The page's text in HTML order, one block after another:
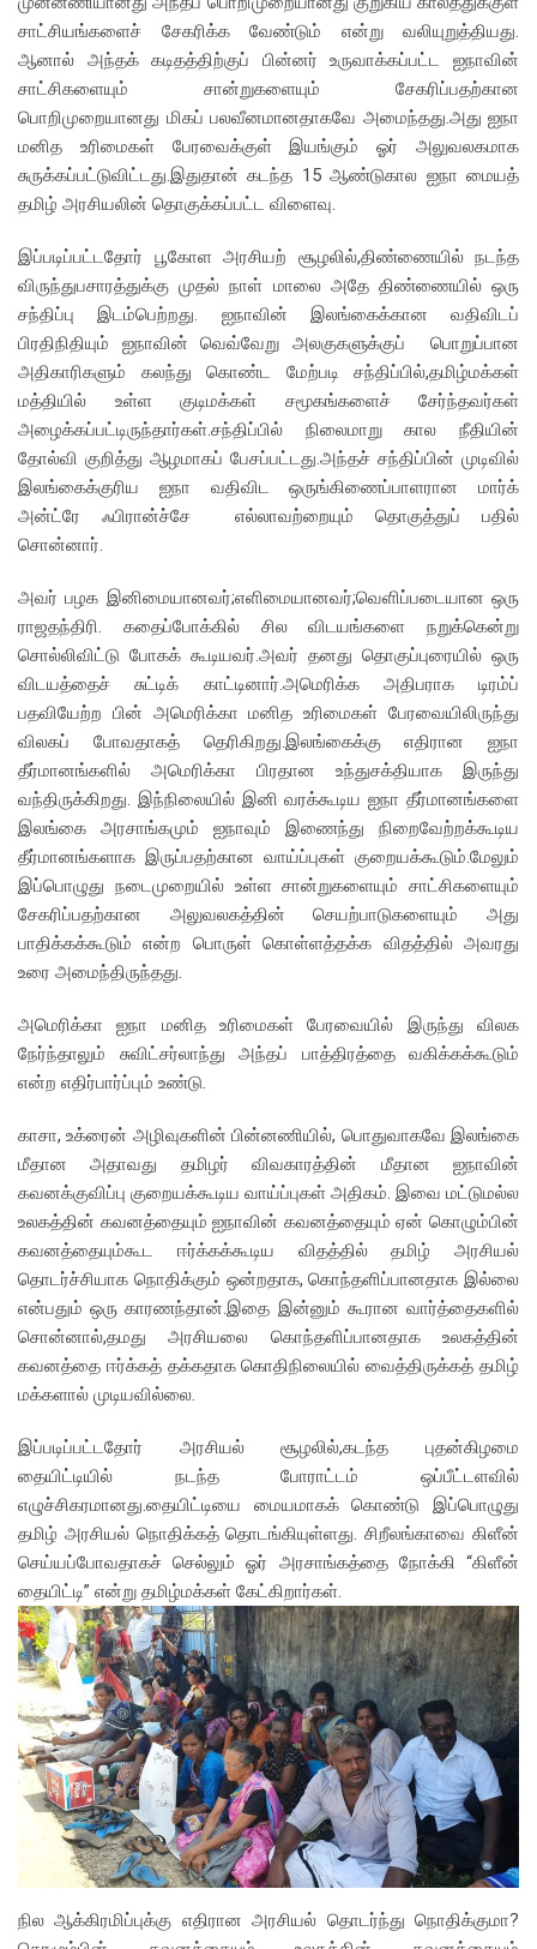
சாட்சியங்களைச் சேகரிக்க வேண்டும் என்று வலியுறுத்தியது.
ஆனால் அந்தக் கடிதத்திற்குப் பின்னர் உருவாக்கப்பட்ட ஐநாவின்
சாட்சிகளையும் சான்றுகளையும் சேகரிப்பதற்கான
பொறிமுறையானது மிகப் பலவீனமானதாகவே அமைந்தது.அது ஐநா
மனித உரிமைகள் பேரவைக்குள் இயங்கும் ஓர் அலுவலகமாக
சுருக்கப்பட்டுவிட்டது.இதுதான் கடந்த 15 ஆண்டுகால ஐநா மையத்
தமிழ் அரசியலின் தொகுக்கப்பட்ட விளைவு.
இப்படிப்பட்டதோர் பூகோள அரசியற் சூழலில்,திண்ணையில் நடந்த
விருந்துபசாரத்துக்கு முதல் நாள் மாலை அதே திண்ணையில் ஒரு
சந்திப்பு இடம்பெற்றது. ஐநாவின் இலங்கைக்கான வதிவிடப்
பிரதிநிதியும் ஐநாவின் வெவ்வேறு அலகுகளுக்குப் பொறுப்பான
அதிகாரிகளும் கலந்து கொண்ட மேற்படி சந்திப்பில்,தமிழ்மக்கள்
மத்தியில் உள்ள குடிமக்கள் சமூகங்களைச் சேர்ந்தவர்கள்
அழைக்கப்பட்டிருந்தார்கள்.சந்திப்பில் நிலைமாறு கால நீதியின்
தோல்வி குறித்து ஆழமாகப் பேசப்பட்டது.அந்தச் சந்திப்பின் முடிவில்
இலங்கைக்குரிய ஐநா வதிவிட ஒருங்கிணைப்பாளரான மார்க்
அன்ட்ரே ஃபிரான்ச்சே எல்லாவற்றையும் தொகுத்துப் பதில்
சொன்னார்.
அவர் பழக இனிமையானவர்;எளிமையானவர்;வெளிப்படையான ஒரு
ராஜதந்திரி. கதைப்போக்கில் சில விடயங்களை நறுக்கென்று
சொல்லிவிட்டு போகக் கூடியவர்.அவர் தனது தொகுப்புரையில் ஒரு
விடயத்தைச் சுட்டிக் காட்டினார்.அமெரிக்க அதிபராக டிரம்ப்
பதவியேற்ற பின் அமெரிக்கா மனித உரிமைகள் பேரவையிலிருந்து
விலகப் போவதாகத் தெரிகிறது.இலங்கைக்கு எதிரான ஐநா
தீர்மானங்களில் அமெரிக்கா பிரதான உந்துசக்தியாக இருந்து
வந்திருக்கிறது. இந்நிலையில் இனி வரக்கூடிய ஐநா தீர்மானங்களை
இலங்கை அரசாங்கமும் ஐநாவும் இணைந்து நிறைவேற்றக்கூடிய
தீர்மானங்களாக இருப்பதற்கான வாய்ப்புகள் குறையக்கூடும்.மேலும்
இப்பொழுது நடைமுறையில் உள்ள சான்றுகளையும் சாட்சிகளையும்
சேகரிப்பதற்கான அலுவலகத்தின் செயற்பாடுகளையும் அது
பாதிக்கக்கூடும் என்ற பொருள் கொள்ளத்தக்க விதத்தில் அவரது
உரை அமைந்திருந்தது.
அமெரிக்கா ஐநா மனித உரிமைகள் பேரவையில் இருந்து விலக
நேர்ந்தாலும் சுவிட்சர்லாந்து அந்தப் பாத்திரத்தை வகிக்கக்கூடும்
என்ற எதிர்பார்ப்பும் உண்டு.
காசா, உக்ரைன் அழிவுகளின் பின்னணியில், பொதுவாகவே இலங்கை
மீதான அதாவது தமிழர் விவகாரத்தின் மீதான ஐநாவின்
கவனக்குவிப்பு குறையக்கூடிய வாய்ப்புகள் அதிகம். இவை மட்டுமல்ல
உலகத்தின் கவனத்தையும் ஐநாவின் கவனத்தையும் ஏன் கொழும்பின்
கவனத்தையும்கூட ஈர்க்கக்கூடிய விதத்தில் தமிழ் அரசியல்
தொடர்ச்சியாக நொதிக்கும் ஒன்றதாக, கொந்தளிப்பானதாக இல்லை
என்பதும் ஒரு காரணந்தான்.இதை இன்னும் கூரான வார்த்தைகளில்
சொன்னால்,தமது அரசியலை கொந்தளிப்பானதாக உலகத்தின்
கவனத்தை ஈர்க்கத் தக்கதாக கொதிநிலையில் வைத்திருக்கத் தமிழ்
மக்களால் முடியவில்லை.
இப்படிப்பட்டதோர் அரசியல் சூழலில்,கடந்த புதன்கிழமை
தையிட்டியில் நடந்த போராட்டம் ஒப்பீட்டளவில்
எழுச்சிகரமானது.தையிட்டியை மையமாகக் கொண்டு இப்பொழுது
தமிழ் அரசியல் நொதிக்கத் தொடங்கியுள்ளது. சிறீலங்காவை கிளீன்
செய்யப்போவதாகச் செல்லும் ஓர் அரசாங்கத்தை நோக்கி “கிளீன்
தையிட்டி” என்று தமிழ்மக்கள் கேட்கிறார்கள்.
நில ஆக்கிரமிப்புக்கு எதிரான அரசியல் தொடர்ந்து நொதிக்குமா?